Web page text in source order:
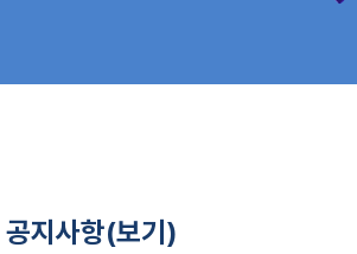
공지사항(보기)